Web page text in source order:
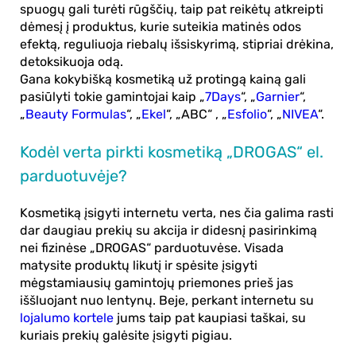
spuogų gali turėti rūgščių, taip pat reikėtų atkreipti
dėmesį į produktus, kurie suteikia matinės odos
efektą, reguliuoja riebalų išsiskyrimą, stipriai drėkina,
detoksikuoja odą.
Gana kokybišką kosmetiką už protingą kainą gali
pasiūlyti tokie gamintojai kaip „7Days“, „Garnier“,
„Beauty Formulas“, „Ekel“, „ABC“ , „Esfolio“, „​​​​​​​NIVEA“.
Kodėl verta pirkti kosmetiką „DROGAS“ el.
parduotuvėje?
Kosmetiką įsigyti internetu verta, nes čia galima rasti
dar daugiau prekių su akcija ir didesnį pasirinkimą
nei fizinėse „DROGAS“ parduotuvėse. Visada
matysite produktų likutį ir spėsite įsigyti
mėgstamiausių gamintojų priemones prieš jas
iššluojant nuo lentynų. Beje, perkant internetu su
lojalumo kortele jums taip pat kaupiasi taškai, su
kuriais prekių galėsite įsigyti pigiau.